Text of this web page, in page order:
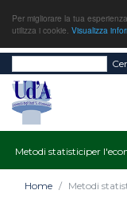
Per migliorare la tua
utilizza i cookie. Visualizza
Metodi statisticiper
Home Metodi